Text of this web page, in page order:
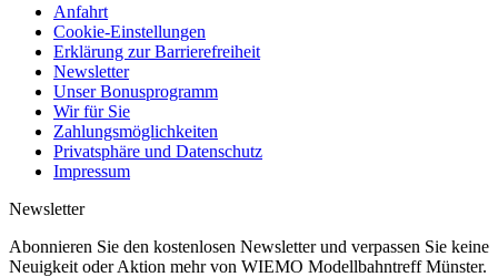
Anfahrt
Cookie-Einstellungen
Erklärung zur Barrierefreiheit
Newsletter
Unser Bonusprogramm
Wir für Sie
Zahlungsmöglichkeiten
Privatsphäre und Datenschutz
Impressum
Newsletter
Abonnieren Sie den kostenlosen Newsletter und verpassen Sie keine
Neuigkeit oder Aktion mehr von WIEMO Modellbahntreff Münster.